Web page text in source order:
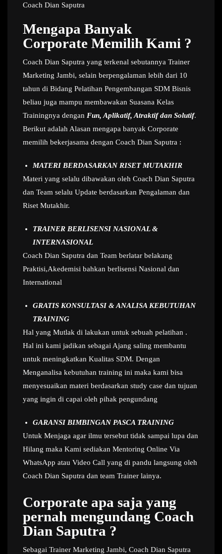
Coach Dian Saputra
Mengapa Banyak
Corporate Memilih Kami ?
Coach Dian Saputra yang terkenal sebutannya Trainer
Marketing Jambi, selain berpengalaman lebih dari 10
tahun di Bidang Pelatihan Pengembangan SDM Bisnis
beliau juga mampu membawakan Suasana Kelas
Trainingnya dengan Fun, Aplikatif, Atraktif dan Solutif.
Berikut adalah Alasan mengapa banyak Corporate
memilih bekerjasama dengan Coach Dian Saputra :
MATERI BERDASARKAN RISET MUTAKHIR
Materi yang selalu dibawakan oleh Coach Dian Saputra
dan Team selalu Update berdasarkan Pengalaman dan
Riset Mutakhir.
TRAINER BERLISENSI NASIONAL &
INTERNASIONAL
Coach Dian Saputra dan Team berlatar belakang
Praktisi,Akedemisi bahkan berlisensi Nasional dan
International
GRATIS KONSULTASI & ANALISA KEBUTUHAN
TRAINING
Hal yang Mutlak di lakukan untuk sebuah pelatihan .
Hal ini kami jadikan sebagai Ajang saling membantu
untuk meningkatkan Kualitas SDM. Dengan
Menganalisa kebutuhan training ini maka kami bisa
menyesuaikan materi berdasarkan study case dan tujuan
yang ingin di capai oleh pihak pengundang
GARANSI BIMBINGAN PASCA TRAINING
Untuk Menjaga agar ilmu tersebut tidak sampai lupa dan
Hilang maka Kami sediakan Mentoring Online Via
WhatsApp atau Video Call yang di pandu langsung oleh
Coach Dian Saputra dan team Trainer lainya.
Corporate apa saja yang
pernah mengundang Coach
Dian Saputra ?
Sebagai Trainer Marketing Jambi, Coach Dian Saputra